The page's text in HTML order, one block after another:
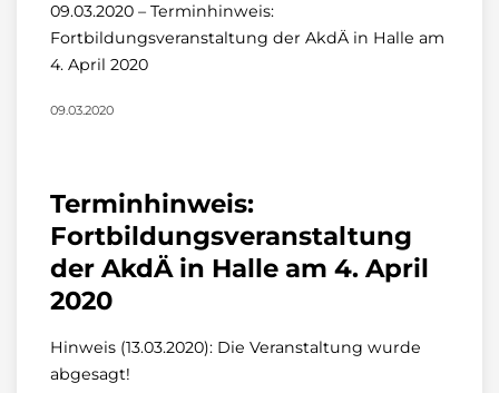
09.03.2020 – Terminhinweis:
Fortbildungsveranstaltung der AkdÄ in Halle am
4. April 2020
09.03.2020
Terminhinweis:
Fortbildungsveranstaltung
der AkdÄ in Halle am 4. April
2020
Hinweis (13.03.2020): Die Veranstaltung wurde
abgesagt!